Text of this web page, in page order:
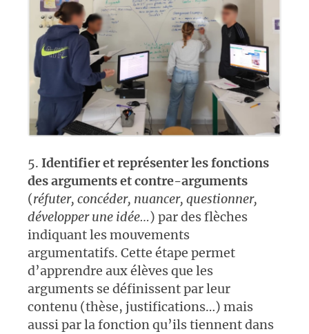
5. Identifier et représenter les fonctions
des arguments et contre-arguments
(réfuter, concéder, nuancer, questionner,
développer une idée…) par des flèches
indiquant les mouvements
argumentatifs. Cette étape permet
d’apprendre aux élèves que les
arguments se définissent par leur
contenu (thèse, justifications…) mais
aussi par la fonction qu’ils tiennent dans